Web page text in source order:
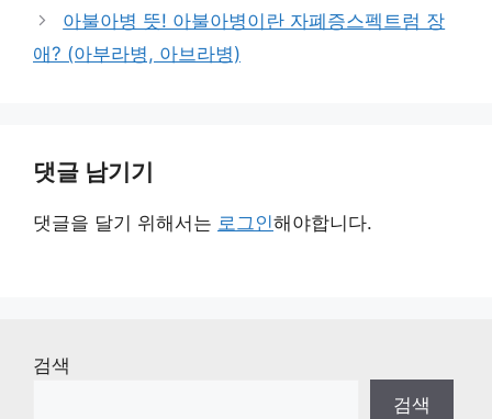
아불아병 뜻! 아불아병이란 자폐증스펙트럼 장
애? (아부라병, 아브라병)
댓글 남기기
댓글을 달기 위해서는 로그인해야합니다.
검색
검색